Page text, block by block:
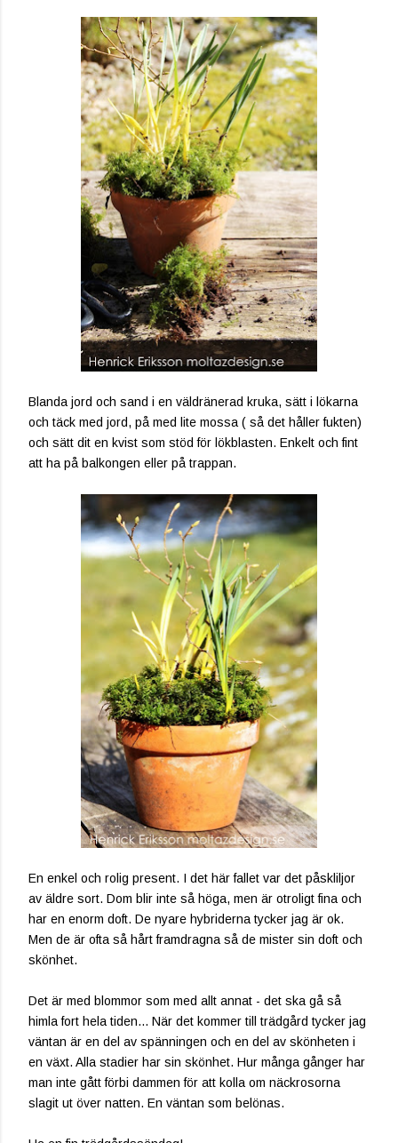
Blanda jord och sand i en väldränerad kruka, sätt i lökarna
och täck med jord, på med lite mossa ( så det håller fukten)
och sätt dit en kvist som stöd för lökblasten. Enkelt och fint
att ha på balkongen eller på trappan.
En enkel och rolig present. I det här fallet var det påskliljor
av äldre sort. Dom blir inte så höga, men är otroligt fina och
har en enorm doft. De nyare hybriderna tycker jag är ok.
Men de är ofta så hårt framdragna så de mister sin doft och
skönhet.
Det är med blommor som med allt annat - det ska gå så
himla fort hela tiden... När det kommer till trädgård tycker jag
väntan är en del av spänningen och en del av skönheten i
en växt. Alla stadier har sin skönhet. Hur många gånger har
man inte gått förbi dammen för att kolla om näckrosorna
slagit ut över natten. En väntan som belönas.